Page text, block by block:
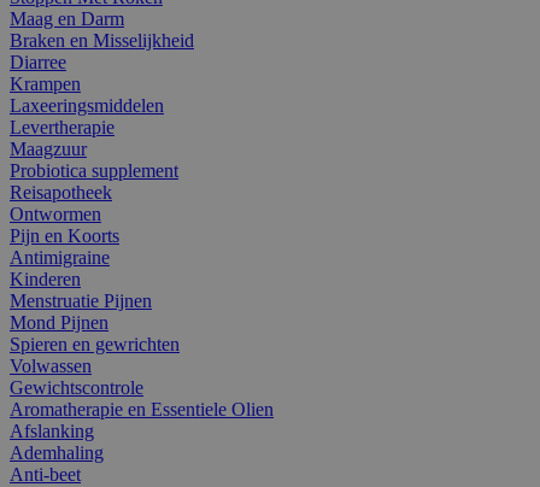
Maag en Darm
Braken en Misselijkheid
Diarree
Krampen
Laxeeringsmiddelen
Levertherapie
Maagzuur
Probiotica supplement
Reisapotheek
Ontwormen
Pijn en Koorts
Antimigraine
Kinderen
Menstruatie Pijnen
Mond Pijnen
Spieren en gewrichten
Volwassen
Gewichtscontrole
Aromatherapie en Essentiele Olien
Afslanking
Ademhaling
Anti-beet